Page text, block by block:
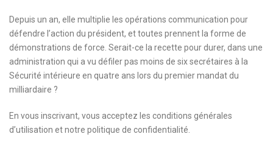
Depuis un an, elle multiplie les opérations communication pour
défendre l’action du président, et toutes prennent la forme de
démonstrations de force. Serait-ce la recette pour durer, dans une
administration qui a vu défiler pas moins de six secrétaires à la
Sécurité intérieure en quatre ans lors du premier mandat du
milliardaire ?
En vous inscrivant, vous acceptez les conditions générales
d’utilisation et notre politique de confidentialité.